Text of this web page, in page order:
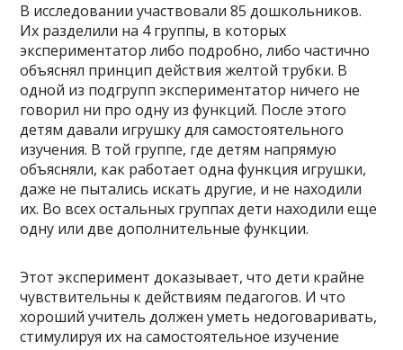
В исследовании участвовали 85 дошкольников.
Их разделили на 4 группы, в которых
экспериментатор либо подробно, либо частично
объяснял принцип действия желтой трубки. В
одной из подгрупп экспериментатор ничего не
говорил ни про одну из функций. После этого
детям давали игрушку для самостоятельного
изучения. В той группе, где детям напрямую
объясняли, как работает одна функция игрушки,
даже не пытались искать другие, и не находили
их. Во всех остальных группах дети находили еще
одну или две дополнительные функции.
Этот эксперимент доказывает, что дети крайне
чувствительны к действиям педагогов. И что
хороший учитель должен уметь недоговаривать,
стимулируя их на самостоятельное изучение